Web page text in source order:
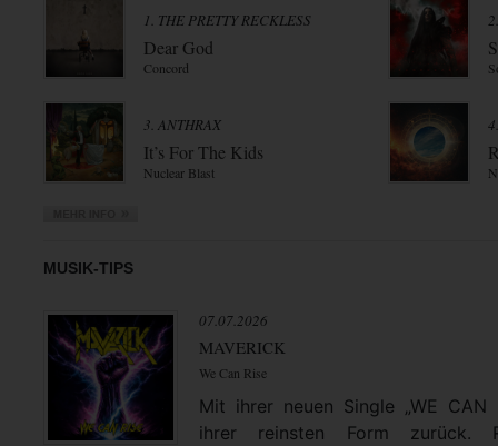
1. THE PRETTY RECKLESS
Dear God
Concord
3. ANTHRAX
It’s For The Kids
Nuclear Blast
MUSIK-TIPS
07.07.2026
MAVERICK
We Can Rise
Mit ihrer neuen Single „WE CAN
ihrer reinsten Form zurück.